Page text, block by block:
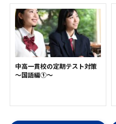
中高一貫校の定期テスト対策
～国語編①～